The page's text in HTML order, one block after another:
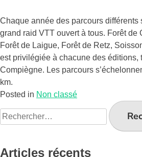
Chaque année des parcours différents
grand raid VTT ouvert à tous. Forêt de
Forêt de Laigue, Forêt de Retz,
est privilégiée à chacune des éditions,
Compiègne. Les parcours
km.
Posted in Non classé
Articles récents